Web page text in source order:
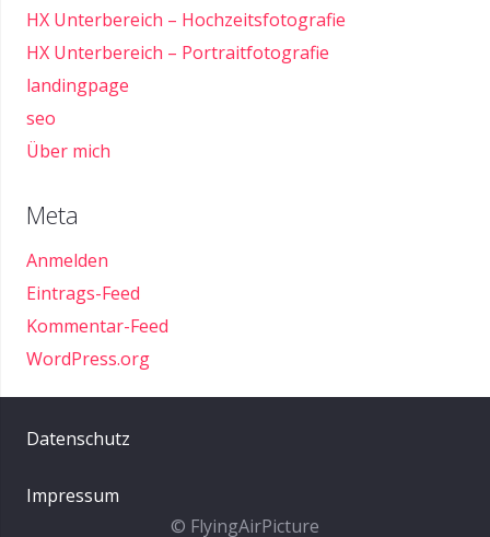
HX Unterbereich – Hochzeitsfotografie
HX Unterbereich – Portraitfotografie
landingpage
seo
Über mich
Meta
Anmelden
Eintrags-Feed
Kommentar-Feed
WordPress.org
Datenschutz
Impressum
© FlyingAirPicture